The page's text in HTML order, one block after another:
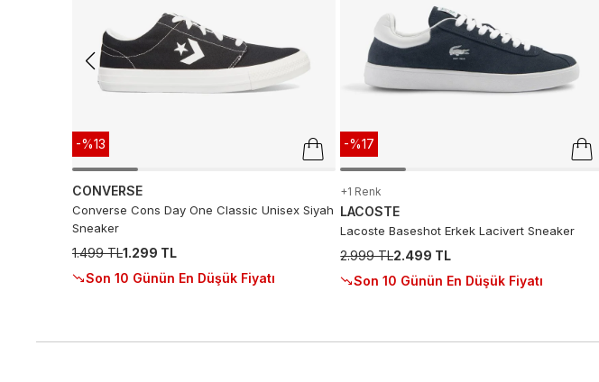
-%13
CONVERSE
Converse Cons Day One Classic Unisex Siyah
Sneaker
1.499 TL1.299 TL
Son 10 Günün En Düşük Fiyatı
-%17
+1 Renk
LACOSTE
Lacoste Baseshot Erkek Lacivert Sneaker
2.999 TL2.499 TL
Son 10 Günün En Düşük Fiyatı